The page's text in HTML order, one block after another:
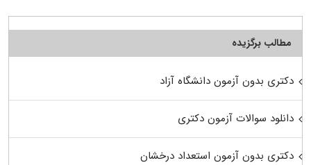
مطالب برگزیده
دکتری بدون آزمون دانشگاه آزاد
دانلود سوالات آزمون دکتری
دکتری بدون آزمون استعداد درخشان